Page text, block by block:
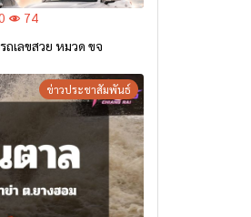
74
เลขสวย หมวด ขจ
ข่าวประชาสัมพันธ์